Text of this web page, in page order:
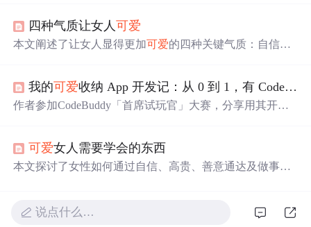
合作、学会适时地‘让利’以及保持乐观幽默的态度。
四种气质让女人可爱
本文阐述了让女人显得更加可爱的四种关键气质：自信、
我的可爱收纳 App 开发记：从 0 到 1，有 CodeBuddy
作者参加CodeBuddy「首席试玩官」大赛，分享用其开发
美学、设计数据逻辑，作者几乎没写几行代码，CodeBudd
y就完成开发，展现出高效与贴心。
可爱女人需要学会的东西
本文探讨了女性如何通过自信、高贵、善意通达及做事有
说点什么…